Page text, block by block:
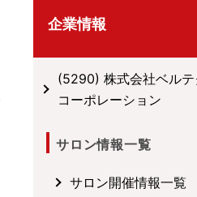
企業情報
(5290) 株式会社ベルテ
コーポレーション
サロン情報一覧
サロン開催情報一覧